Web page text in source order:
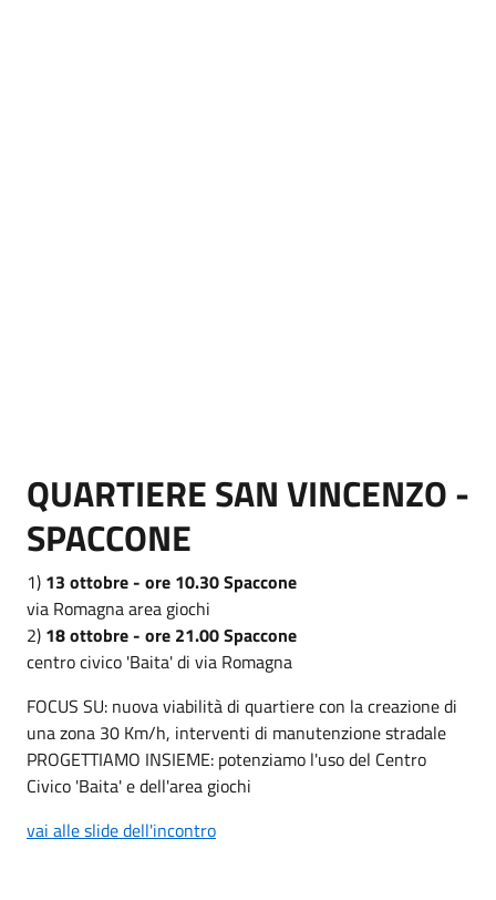
QUARTIERE SAN VINCENZO -
SPACCONE
1) 13 ottobre - ore 10.30 Spaccone
via Romagna area giochi
2) 18 ottobre - ore 21.00 Spaccone
centro civico 'Baita' di via Romagna
FOCUS SU: nuova viabilità di quartiere con la creazione di
una zona 30 Km/h, interventi di manutenzione stradale
PROGETTIAMO INSIEME: potenziamo l'uso del Centro
Civico 'Baita' e dell'area giochi
vai alle slide dell'incontro